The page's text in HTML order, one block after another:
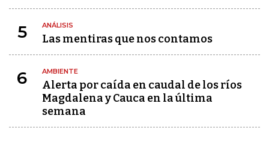
5 ANÁLISIS
Las mentiras que nos contamos
6 AMBIENTE
Alerta por caída en caudal de los ríos
Magdalena y Cauca en la última
semana